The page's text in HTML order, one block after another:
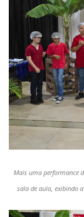
Mais uma performance
sala de aula, exibindo